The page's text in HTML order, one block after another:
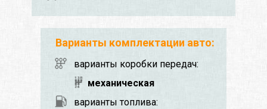
Варианты комплектации авто:
варианты коробки передач:
механическая
варианты топлива: